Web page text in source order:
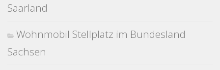
Saarland
Wohnmobil Stellplatz im Bundesland
Sachsen